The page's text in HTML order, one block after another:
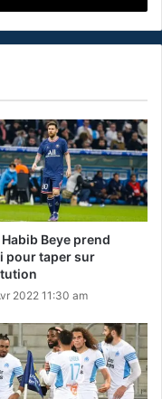
Habib Beye prend
pour taper sur
2022 11:30 am